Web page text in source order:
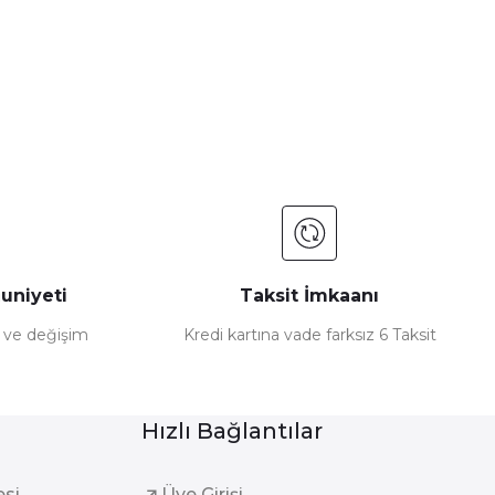
ve değişim
Taksit İmkaanı
Kredi kartına vade farksız 6 Taksit
Hızlı Bağlantılar